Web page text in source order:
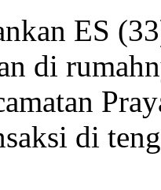
ES
di
di